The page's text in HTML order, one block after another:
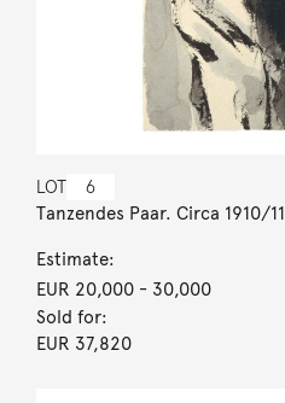
LOT 6
Tanzendes Paar. Circa 1910/11
Estimate:
EUR 20,000- 30,000
Sold for:
EUR 37,820